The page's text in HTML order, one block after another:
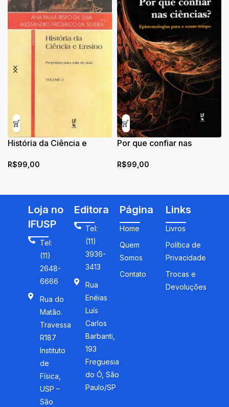
História da Ciência e
sala de aula
R$99,00
Por que confiar nas
para o nosso tempo
R$99,00
Loja no
IFUSP
Tel:
(11)
2648-
6666
Rua do
Matão.
Travessa
R187
Instituto
de
Física,
USP –
São
Editora
Tel:
(11)
3936-
3413
Rua
Enéias
Luís
Carlos
Barbanti,
193
Freguesia
do Ó, São
Paulo/SP
Página
Home
Quem
Somos
Contato
Links
Livros
Política de
Privacidade
Trocas e
Devoluções